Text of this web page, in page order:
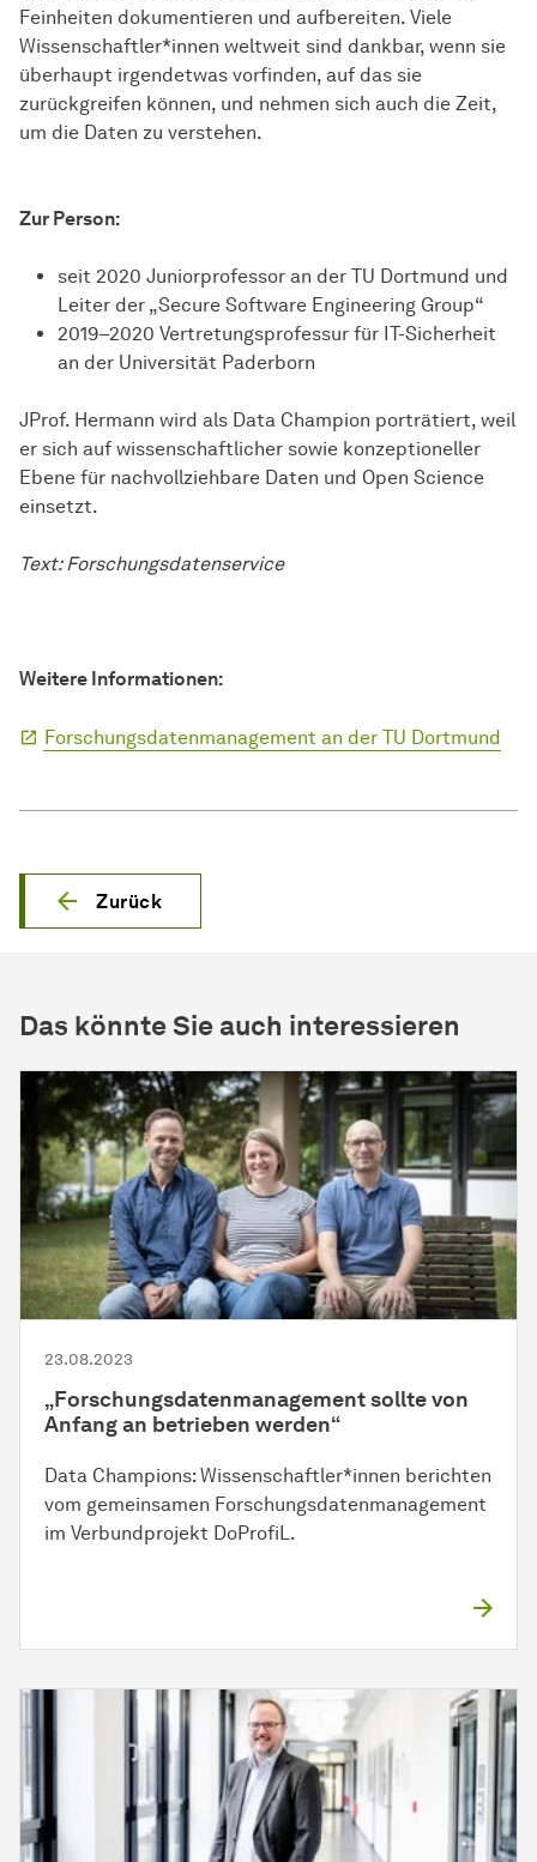
Feinheiten dokumentieren und aufbereiten. Viele
Wissen­schaft­ler*innen weltweit sind dankbar, wenn sie
überhaupt irgendetwas vorfinden, auf das sie
zurückgreifen können, und nehmen sich auch die Zeit,
um die Daten zu verstehen.
Zur Person:
seit 2020 Juniorprofessor an der TU Dortmund und
Leiter der „Secure Software Engineering Group“
2019–2020 Vertretungsprofessur für IT-Sicherheit
an der Universität Paderborn
JProf. Hermann wird als Data Champion porträtiert, weil
er sich auf wissenschaftlicher sowie konzeptioneller
Ebene für nachvollziehbare Daten und Open Science
einsetzt.
Text: Forschungsdatenservice
Weitere Informationen:
Forschungsdatenmanagement an der TU Dortmund
Zurück
Das könnte Sie auch interessieren
23.08.2023
„Forschungsdatenmanagement sollte von
Anfang an betrieben werden“
Data Champions: Wissen­schaft­ler*innen berichten
vom gemeinsamen Forschungsdatenmanagement
im Verbundprojekt DoProfiL.